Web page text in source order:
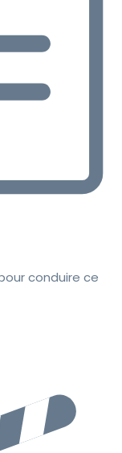
conduire ce